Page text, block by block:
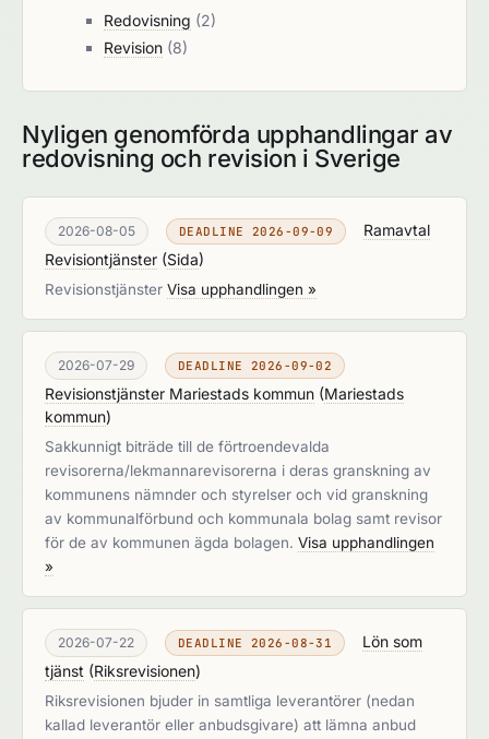
Redovisning (2)
Revision (8)
Nyligen genomförda upphandlingar av
redovisning och revision i Sverige
2026-08-05 DEADLINE 2026-09-09
Ramavtal
Revisiontjänster (Sida)
Revisionstjänster Visa upphandlingen »
2026-07-29 DEADLINE 2026-09-02
Revisionstjänster Mariestads kommun (Mariestads
kommun)
Sakkunnigt biträde till de förtroendevalda
revisorerna/lekmannarevisorerna i deras granskning av
kommunens nämnder och styrelser och vid granskning
av kommunalförbund och kommunala bolag samt revisor
för de av kommunen ägda bolagen. Visa upphandlingen
»
2026-07-22 DEADLINE 2026-08-31
Lön som
tjänst (Riksrevisionen)
Riksrevisionen bjuder in samtliga leverantörer (nedan
kallad leverantör eller anbudsgivare) att lämna anbud